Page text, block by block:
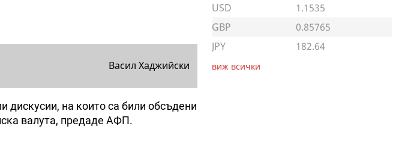
Васил Хаджийски
дискусии, на които са били обсъдени
валута, предаде АФП.
USD
1.1535
GBP
0.85765
JPY
182.64
виж всички